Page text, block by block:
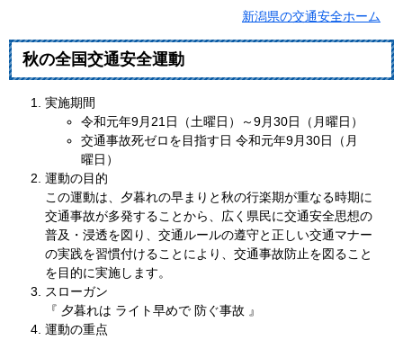
新潟県の交通安全ホーム
秋の全国交通安全運動
実施期間
令和元年9月21日（土曜日）～9月30日（月曜日）
交通事故死ゼロを目指す日 令和元年9月30日（月
曜日）
運動の目的
この運動は、夕暮れの早まりと秋の行楽期が重なる時期に
交通事故が多発することから、広く県民に交通安全思想の
普及・浸透を図り、交通ルールの遵守と正しい交通マナー
の実践を習慣付けることにより、交通事故防止を図ること
を目的に実施します。
スローガン
『 夕暮れは ライト早めで 防ぐ事故 』
運動の重点